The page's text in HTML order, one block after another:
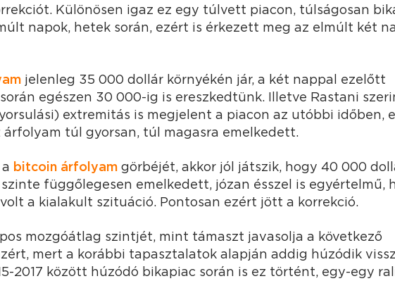
Különösen igaz ez egy túlvett piacon, túlságosan
napok, hetek során, ezért is érkezett meg az elmúlt két
jelenleg 35 000 dollár környékén jár, a két nappal ezelőtt
egészen 30 000-ig is ereszkedtünk. Illetve Rastani
extremitás is megjelent a piacon az utóbbi időben,
árfolyam túl gyorsan, túl magasra emelkedett.
bitcoin árfolyam görbéjét, akkor jól játszik, hogy 40 000
függőlegesen emelkedett, józan ésszel is egyértelmű,
a kialakult szituáció. Pontosan ezért jött a korrekció.
mozgóátlag szintjét, mint támaszt javasolja a következő
mert a korábbi tapasztalatok alapján addig húzódik
2017 között húzódó bikapiac során is ez történt, egy-egy